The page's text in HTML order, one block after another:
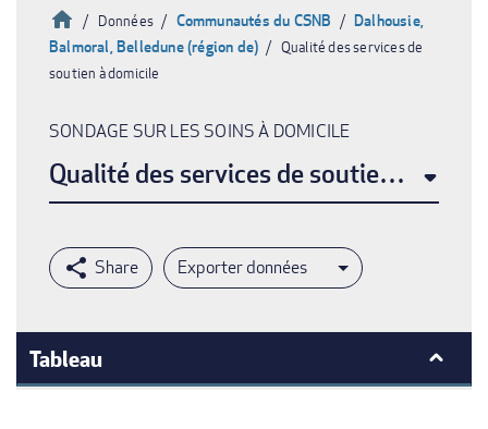
Fil
Accueil
Données Communautés du CSNB
Dalhousie,
Balmoral, Belledune (région de)
Qualité des services de
soutien à domicile
SONDAGE SUR LES SOINS À DOMICILE
Qualité des services de soutien à
Exporter données
Tableau